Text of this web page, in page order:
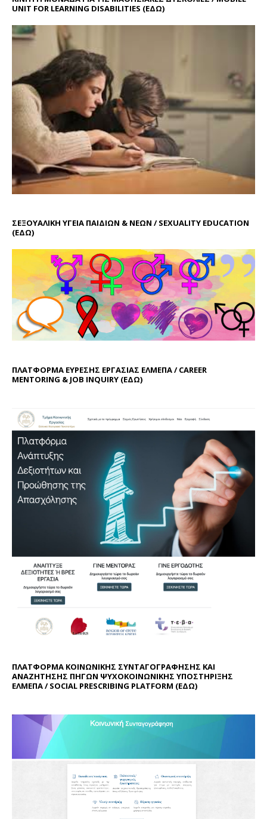
UNIT FOR LEARNING DISABILITIES (ΕΔΩ)
ΣΕΞΟΥΑΛΙΚΗ ΥΓΕΙΑ ΠΑΙΔΙΩΝ & ΝΕΩΝ / SEXUALITY EDUCATION
(ΕΔΩ)
ΠΛΑΤΦΟΡΜΑ ΕΥΡΕΣΗΣ ΕΡΓΑΣΙΑΣ ΕΛΜΕΠΑ / CAREER
MENTORING & JOB INQUIRY (ΕΔΩ)
ΠΛΑΤΦΟΡΜΑ ΚΟΙΝΩΝΙΚΗΣ ΣΥΝΤΑΓΟΓΡΑΦΗΣΗΣ ΚΑΙ
ΑΝΑΖΗΤΗΣΗΣ ΠΗΓΩΝ ΨΥΧΟΚΟΙΝΩΝΙΚΗΣ ΥΠΟΣΤΗΡΙΞΗΣ
ΕΛΜΕΠΑ / SOCIAL PRESCRIBING PLATFORM (ΕΔΩ)